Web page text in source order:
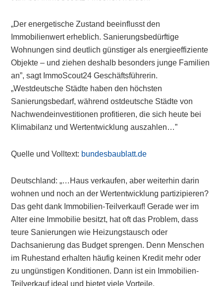
„Der energetische Zustand beeinflusst den
Immobilienwert erheblich. Sanierungsbedürftige
Wohnungen sind deutlich günstiger als energieeffiziente
Objekte – und ziehen deshalb besonders junge Familien
an”, sagt ImmoScout24 Geschäftsführerin.
„Westdeutsche Städte haben den höchsten
Sanierungsbedarf, während ostdeutsche Städte von
Nachwendeinvestitionen profitieren, die sich heute bei
Klimabilanz und Wertentwicklung auszahlen…”
Quelle und Volltext: bundesbaublatt.de
Deutschland: „…Haus verkaufen, aber weiterhin darin
wohnen und noch an der Wertentwicklung partizipieren?
Das geht dank Immobilien-Teilverkauf! Gerade wer im
Alter eine Immobilie besitzt, hat oft das Problem, dass
teure Sanierungen wie Heizungstausch oder
Dachsanierung das Budget sprengen. Denn Menschen
im Ruhestand erhalten häufig keinen Kredit mehr oder
zu ungünstigen Konditionen. Dann ist ein Immobilien-
Teilverkauf ideal und bietet viele Vorteile.